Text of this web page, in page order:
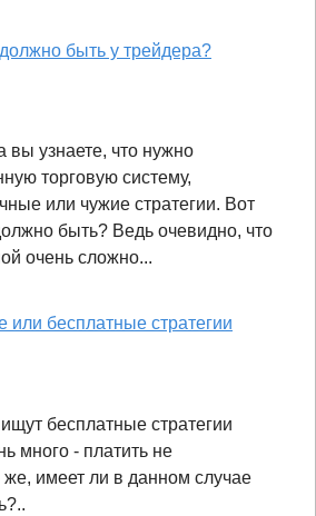
быть у трейдера?
вы узнаете, что нужно
торговую систему,
или чужие стратегии. Вот
быть? Ведь очевидно, что
очень сложно...
или бесплатные стратегии
бесплатные стратегии
много - платить не
же, имеет ли в данном случае